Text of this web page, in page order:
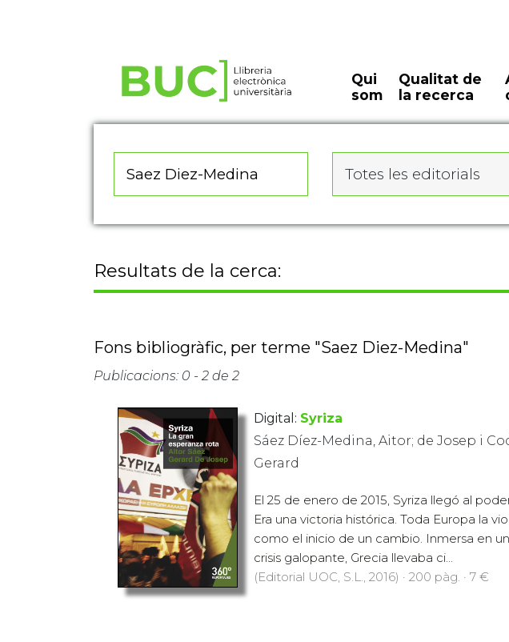
Qui
som
Qualitat de
la recerca
Totes les editorials
Resultats de la cerca:
Fons bibliogràfic, per terme "Saez Diez-Medina"
Publicacions: 0 - 2 de 2
Digital: Syriza
Sáez Díez-Medina, Aitor; de Josep i
Gerard
El 25 de enero de 2015, Syriza llegó al
Era una victoria histórica. Toda Europa la vio
como el inicio de un cambio. Inmersa en
crisis galopante, Grecia llevaba ci...
(Editorial UOC, S.L., 2016) · 200 pàg. · 7 €